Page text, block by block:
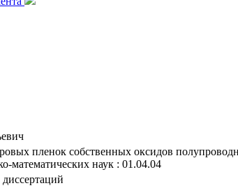
пленок собственных оксидов
математических наук : 01.04.04